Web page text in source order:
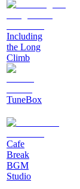
Including
the Long
Climb
TuneBox
Cafe
Break
BGM
Studio